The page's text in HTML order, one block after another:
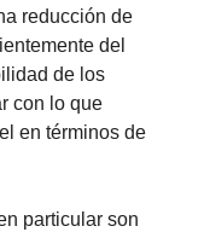
reducción de
del
de los
con lo que
en términos de
particular son